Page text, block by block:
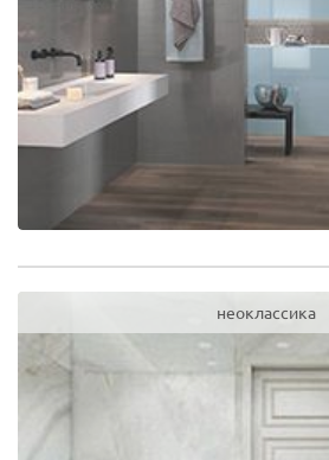
неоклассика